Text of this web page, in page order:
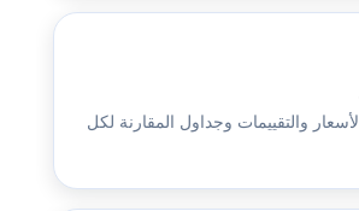
والتقييمات وجداول المقارنة لكل